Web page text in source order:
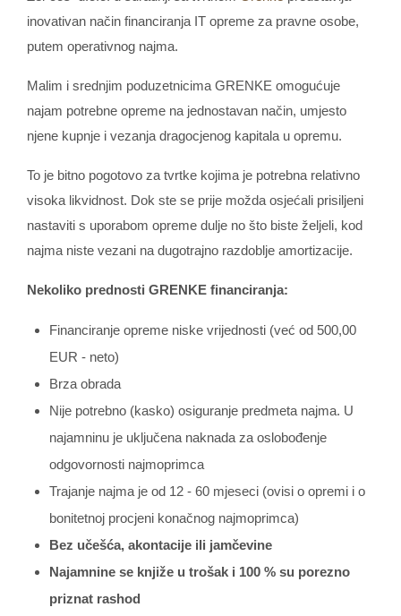
inovativan način financiranja IT opreme za pravne osobe,
putem operativnog najma.
Malim i srednjim poduzetnicima GRENKE omogućuje
najam potrebne opreme na jednostavan način, umjesto
njene kupnje i vezanja dragocjenog kapitala u opremu.
To je bitno pogotovo za tvrtke kojima je potrebna relativno
visoka likvidnost. Dok ste se prije možda osjećali prisiljeni
nastaviti s uporabom opreme dulje no što biste željeli, kod
najma niste vezani na dugotrajno razdoblje amortizacije.
Nekoliko prednosti GRENKE financiranja:
Financiranje opreme niske vrijednosti (već od 500,00
EUR - neto)
Brza obrada
Nije potrebno (kasko) osiguranje predmeta najma. U
najamninu je uključena naknada za oslobođenje
odgovornosti najmoprimca
Trajanje najma je od 12 - 60 mjeseci (ovisi o opremi i o
bonitetnoj procjeni konačnog najmoprimca)
Bez učešća, akontacije ili jamčevine
Najamnine se knjiže u trošak i 100 % su porezno
priznat rashod